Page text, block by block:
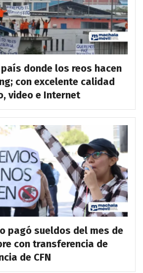
país donde los reos hacen
con excelente calidad
video e Internet
pagó sueldos del mes de
con transferencia de
de CFN